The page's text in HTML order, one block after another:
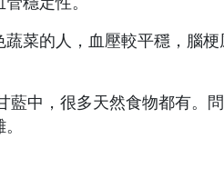
菜的人，血壓較平穩，腦
藍中，很多天然食物都有。